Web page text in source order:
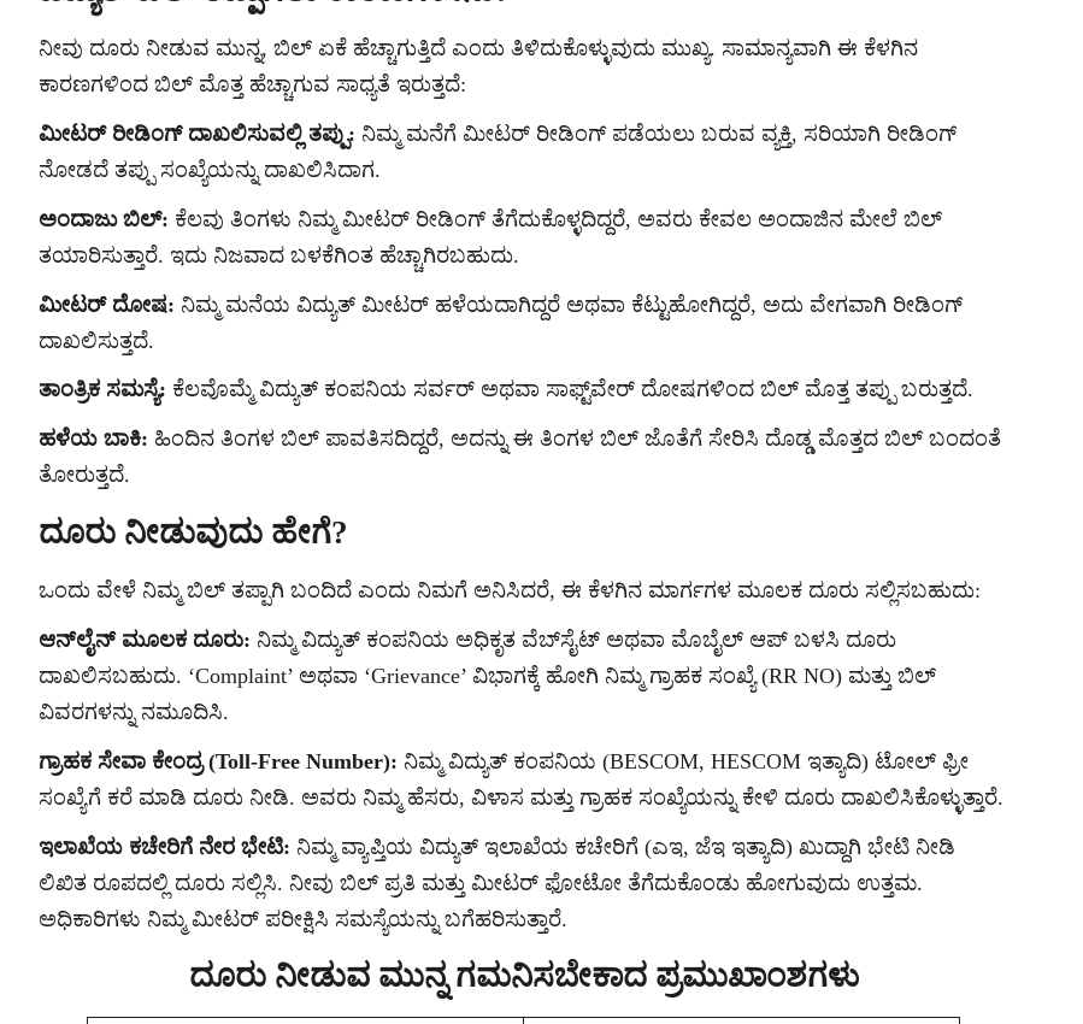
ನೀವು ದೂರು ನೀಡುವ ಮುನ್ನ, ಬಿಲ್ ಏಕೆ ಹೆಚ್ಚಾಗುತ್ತಿದೆ ಎಂದು ತಿಳಿದುಕೊಳ್ಳುವುದು ಮುಖ್ಯ. ಸಾಮಾನ್ಯವಾಗಿ ಈ ಕೆಳಗಿನ
ಕಾರಣಗಳಿಂದ ಬಿಲ್ ಮೊತ್ತ ಹೆಚ್ಚಾಗುವ ಸಾಧ್ಯತೆ ಇರುತ್ತದೆ:
ಮೀಟರ್ ರೀಡಿಂಗ್ ದಾಖಲಿಸುವಲ್ಲಿ ತಪ್ಪು: ನಿಮ್ಮ ಮನೆಗೆ ಮೀಟರ್ ರೀಡಿಂಗ್ ಪಡೆಯಲು ಬರುವ ವ್ಯಕ್ತಿ, ಸರಿಯಾಗಿ ರೀಡಿಂಗ್
ನೋಡದೆ ತಪ್ಪು ಸಂಖ್ಯೆಯನ್ನು ದಾಖಲಿಸಿದಾಗ.
ಅಂದಾಜು ಬಿಲ್: ಕೆಲವು ತಿಂಗಳು ನಿಮ್ಮ ಮೀಟರ್ ರೀಡಿಂಗ್ ತೆಗೆದುಕೊಳ್ಳದಿದ್ದರೆ, ಅವರು ಕೇವಲ ಅಂದಾಜಿನ ಮೇಲೆ ಬಿಲ್
ತಯಾರಿಸುತ್ತಾರೆ. ಇದು ನಿಜವಾದ ಬಳಕೆಗಿಂತ ಹೆಚ್ಚಾಗಿರಬಹುದು.
ಮೀಟರ್ ದೋಷ: ನಿಮ್ಮ ಮನೆಯ ವಿದ್ಯುತ್ ಮೀಟರ್ ಹಳೆಯದಾಗಿದ್ದರೆ ಅಥವಾ ಕೆಟ್ಟುಹೋಗಿದ್ದರೆ, ಅದು ವೇಗವಾಗಿ ರೀಡಿಂಗ್
ದಾಖಲಿಸುತ್ತದೆ.
ತಾಂತ್ರಿಕ ಸಮಸ್ಯೆ: ಕೆಲವೊಮ್ಮೆ ವಿದ್ಯುತ್ ಕಂಪನಿಯ ಸರ್ವರ್ ಅಥವಾ ಸಾಫ್ಟ್‌ವೇರ್ ದೋಷಗಳಿಂದ ಬಿಲ್ ಮೊತ್ತ ತಪ್ಪು ಬರುತ್ತದೆ.
ಹಳೆಯ ಬಾಕಿ: ಹಿಂದಿನ ತಿಂಗಳ ಬಿಲ್ ಪಾವತಿಸದಿದ್ದರೆ, ಅದನ್ನು ಈ ತಿಂಗಳ ಬಿಲ್ ಜೊತೆಗೆ ಸೇರಿಸಿ ದೊಡ್ಡ ಮೊತ್ತದ ಬಿಲ್ ಬಂದಂತೆ
ತೋರುತ್ತದೆ.
ದೂರು ನೀಡುವುದು ಹೇಗೆ?
ಒಂದು ವೇಳೆ ನಿಮ್ಮ ಬಿಲ್ ತಪ್ಪಾಗಿ ಬಂದಿದೆ ಎಂದು ನಿಮಗೆ ಅನಿಸಿದರೆ, ಈ ಕೆಳಗಿನ ಮಾರ್ಗಗಳ ಮೂಲಕ ದೂರು ಸಲ್ಲಿಸಬಹುದು:
ಆನ್‌ಲೈನ್ ಮೂಲಕ ದೂರು: ನಿಮ್ಮ ವಿದ್ಯುತ್ ಕಂಪನಿಯ ಅಧಿಕೃತ ವೆಬ್‌ಸೈಟ್ ಅಥವಾ ಮೊಬೈಲ್ ಆಪ್ ಬಳಸಿ ದೂರು
ದಾಖಲಿಸಬಹುದು. ‘Complaint’ ಅಥವಾ ‘Grievance’ ವಿಭಾಗಕ್ಕೆ ಹೋಗಿ ನಿಮ್ಮ ಗ್ರಾಹಕ ಸಂಖ್ಯೆ (RR NO) ಮತ್ತು ಬಿಲ್
ವಿವರಗಳನ್ನು ನಮೂದಿಸಿ.
ಗ್ರಾಹಕ ಸೇವಾ ಕೇಂದ್ರ (Toll-Free Number): ನಿಮ್ಮ ವಿದ್ಯುತ್ ಕಂಪನಿಯ (BESCOM, HESCOM ಇತ್ಯಾದಿ) ಟೋಲ್ ಫ್ರೀ
ಸಂಖ್ಯೆಗೆ ಕರೆ ಮಾಡಿ ದೂರು ನೀಡಿ. ಅವರು ನಿಮ್ಮ ಹೆಸರು, ವಿಳಾಸ ಮತ್ತು ಗ್ರಾಹಕ ಸಂಖ್ಯೆಯನ್ನು ಕೇಳಿ ದೂರು ದಾಖಲಿಸಿಕೊಳ್ಳುತ್ತಾರೆ.
ಇಲಾಖೆಯ ಕಚೇರಿಗೆ ನೇರ ಭೇಟಿ: ನಿಮ್ಮ ವ್ಯಾಪ್ತಿಯ ವಿದ್ಯುತ್ ಇಲಾಖೆಯ ಕಚೇರಿಗೆ (ಎಇ, ಜೆಇ ಇತ್ಯಾದಿ) ಖುದ್ದಾಗಿ ಭೇಟಿ ನೀಡಿ
ಲಿಖಿತ ರೂಪದಲ್ಲಿ ದೂರು ಸಲ್ಲಿಸಿ. ನೀವು ಬಿಲ್ ಪ್ರತಿ ಮತ್ತು ಮೀಟರ್ ಫೋಟೋ ತೆಗೆದುಕೊಂಡು ಹೋಗುವುದು ಉತ್ತಮ.
ಅಧಿಕಾರಿಗಳು ನಿಮ್ಮ ಮೀಟರ್ ಪರೀಕ್ಷಿಸಿ ಸಮಸ್ಯೆಯನ್ನು ಬಗೆಹರಿಸುತ್ತಾರೆ.
ದೂರು ನೀಡುವ ಮುನ್ನ ಗಮನಿಸಬೇಕಾದ ಪ್ರಮುಖಾಂಶಗಳು